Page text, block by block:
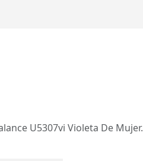
U5307vi Violeta De Mujer.